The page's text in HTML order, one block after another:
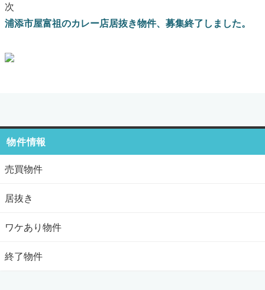
次
浦添市屋富祖のカレー店居抜き物件、募集終了しました。
物件情報
売買物件
居抜き
ワケあり物件
終了物件